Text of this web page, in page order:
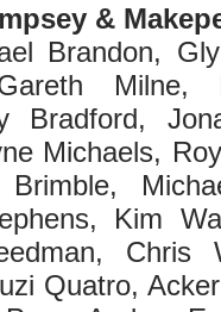
&
Brandon,
Milne,
Bradford,
Michaels,
Kim
Chris
Quatro,